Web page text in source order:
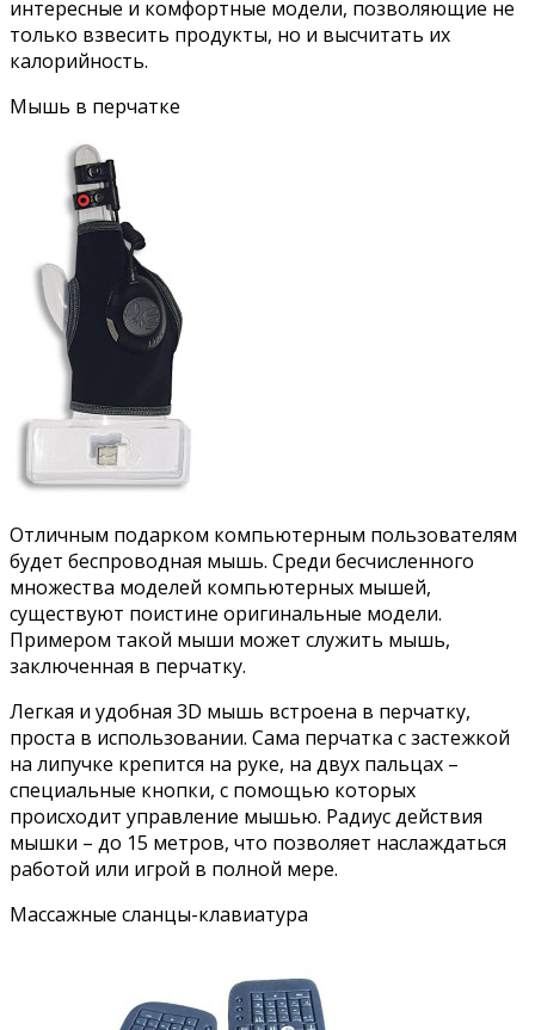
интересные и комфортные модели, позволяющие не
только взвесить продукты, но и высчитать их
калорийность.
Мышь в перчатке
Отличным подарком компьютерным пользователям
будет беспроводная мышь. Среди бесчисленного
множества моделей компьютерных мышей,
существуют поистине оригинальные модели.
Примером такой мыши может служить мышь,
заключенная в перчатку.
Легкая и удобная 3D мышь встроена в перчатку,
проста в использовании. Сама перчатка с застежкой
на липучке крепится на руке, на двух пальцах –
специальные кнопки, с помощью которых
происходит управление мышью. Радиус действия
мышки – до 15 метров, что позволяет наслаждаться
работой или игрой в полной мере.
Массажные сланцы-клавиатура